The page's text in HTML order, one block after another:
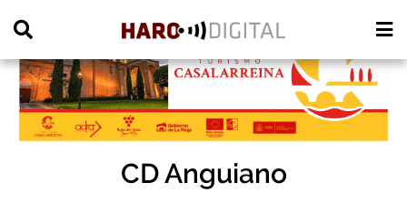
CD Anguiano